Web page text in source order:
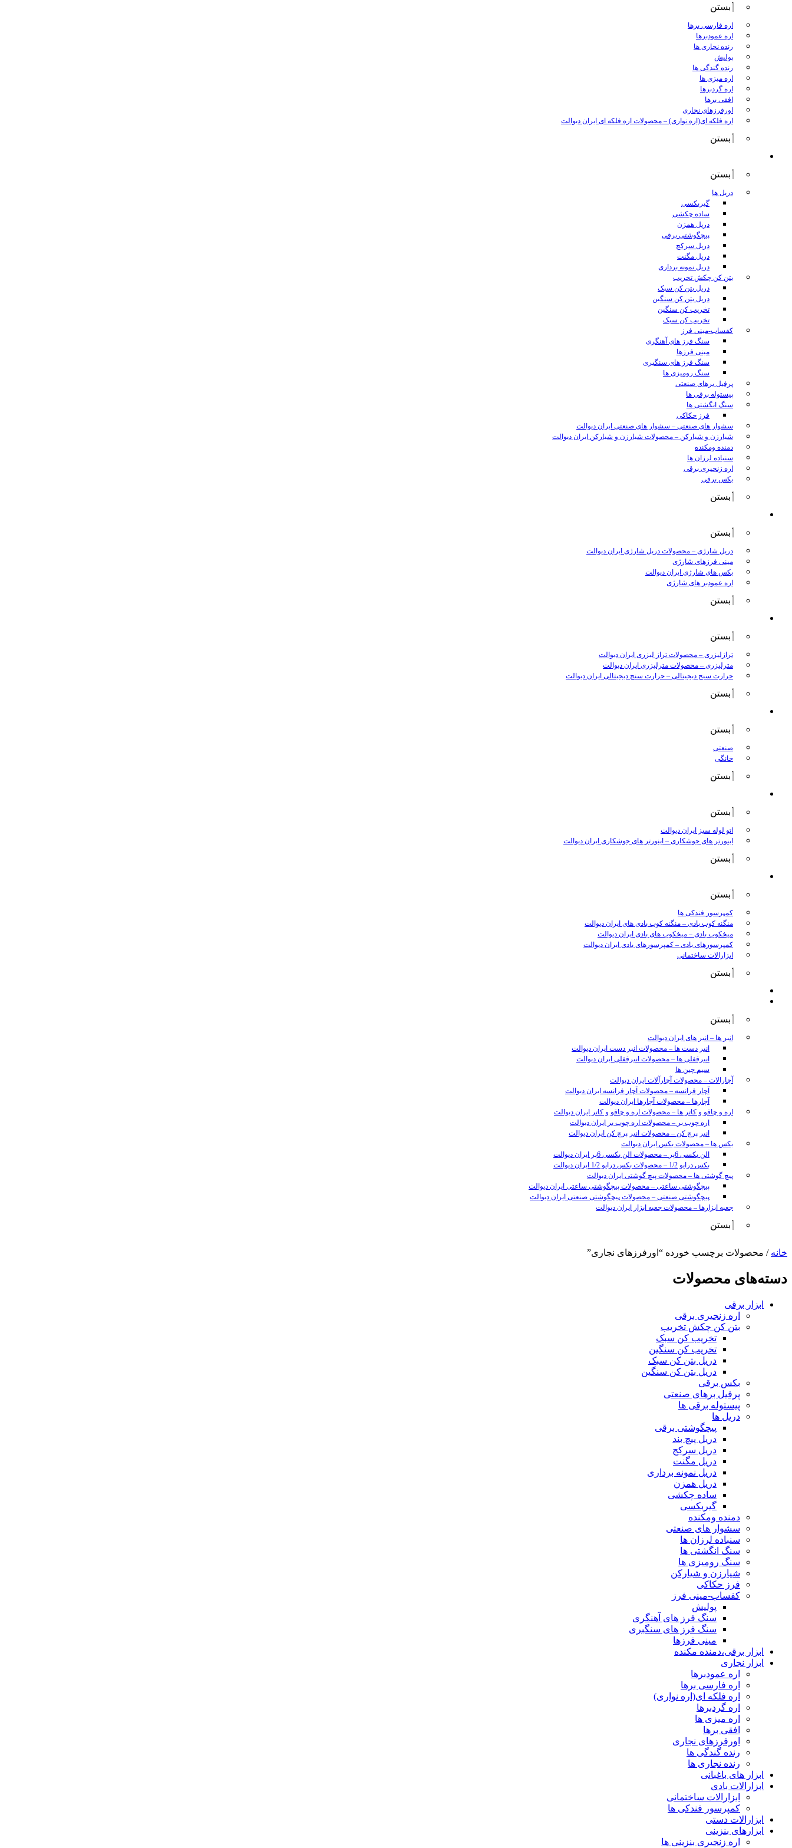
بستن
اره فارسی برها
اره عمودبرها
رنده نجاری ها
پولیش
رنده گندگی ها
اره میزی ها
اره گردبرها
افقی برها
اورفرزهای نجاری
اره فلکه ای(اره نواری) – محصولات اره فلکه ای ایران دیوالت
بستن
بستن
دریل ها
گیربکسی
ساده چکشی
دریل همزن
پیچگوشتی برقی
دریل سرکج
دریل مگنت
دریل نمونه برداری
بتن کن چکش تخریب
دریل بتن کن سبک
دریل بتن کن سنگین
تخریب کن سنگین
تخریب کن سبک
کفساب-مینی فرز
سنگ فرز های آهنگری
مینی فرزها
سنگ فرز های سنگبری
سنگ رومیزی ها
پرفیل برهای صنعتی
پیستوله برقی ها
سنگ انگشتی ها
فرز حکاکی
سشوار های صنعتی – سشوار های صنعتی ایران دیوالت
شیارزن و شیارکن – محصولات شیارزن و شیارکن ایران دیوالت
دمنده ومکنده
سنباده لرزان ها
اره زنجیری برقی
بکس برقی
بستن
بستن
دریل شارژی – محصولات دریل شارژی ایران دیوالت
مینی فرزهای شارژی
بکس های شارژی ایران دیوالت
اره عمودبر های شارژی
بستن
بستن
ترازلیزری – محصولات تراز لیزری ایران دیوالت
مترلیزری – محصولات مترلیزری ایران دیوالت
حرارت سنج دیجیتالی – حرارت سنج دیجیتالی ایران دیوالت
بستن
بستن
صنعتی
خانگی
بستن
بستن
اتو لوله سبز ایران دیوالت
اینورتر های جوشکاری – اینورتر های جوشکاری ایران دیوالت
بستن
بستن
کمپرسور فندکی ها
منگنه کوب بادی – منگنه کوب بادی های ایران دیوالت
میخکوب بادی – میخکوب های بادی ایران دیوالت
کمپرسورهای بادی – کمپرسورهای بادی ایران دیوالت
ابزارالات ساختمانی
بستن
بستن
انبر ها – انبر های ایران دیوالت
انبر دست ها – محصولات انبر دست ایران دیوالت
انبرقفلی ها – محصولات انبرقفلی ایران دیوالت
سیم چین ها
آچارالات – محصولات آچارآلات ایران دیوالت
آچار فرانسه – محصولات آچار فرانسه ایران دیوالت
آچارها – محصولات آچارها ایران دیوالت
اره و چاقو و کاتر ها – محصولات اره و چاقو و کاتر ایران دیوالت
اره چوب بر – محصولات اره چوب بر ایران دیوالت
انبر پرچ کن – محصولات انبر پرچ کن ایران دیوالت
بکس ها – محصولات بکس ایران دیوالت
الن بکسی 6پر
– محصولات الن بکسی 6پر ایران دیوالت
بکس درایو 1/2
– محصولات بکس درایو 1/2 ایران دیوالت
پیچ گوشتی ها – محصولات پیچ گوشتی ایران دیوالت
پیچگوشتی ساعتی – محصولات پیچگوشتی ساعتی ایران دیوالت
پیچگوشتی صنعتی – محصولات پیچگوشتی صنعتی ایران دیوالت
جعبه ابزارها – محصولات جعبه ابزار ایران دیوالت
بستن
sunny
xxx
video
with
wife
dick
خانه / محصولات برچسب خورده “اورفرزهای نجاری”
دسته‌های محصولات
ابزار برقی
اره زنجیری برقی
بتن کن چکش تخریب
تخریب کن سبک
تخریب کن سنگین
دریل بتن کن سبک
دریل بتن کن سنگین
بکس برقی
پرفیل برهای صنعتی
پیستوله برقی ها
دریل ها
پیچگوشتی برقی
دریل پیچ بند
دریل سرکج
دریل مگنت
دریل نمونه برداری
دریل همزن
ساده چکشی
گیربکسی
دمنده ومکنده
سشوار های صنعتی
سنباده لرزان ها
سنگ انگشتی ها
سنگ رومیزی ها
شیارزن و شیارکن
فرز حکاکی
کفساب-مینی فرز
پولیش
سنگ فرز های آهنگری
سنگ فرز های سنگبری
مینی فرزها
ابزار برقی،دمنده مکنده
ابزار نجاری
اره عمودبرها
اره فارسی برها
اره فلکه ای(اره نواری)
اره گردبرها
اره میزی ها
افقی برها
اورفرزهای نجاری
رنده گندگی ها
رنده نجاری ها
ابزار های باغبانی
ابزارالات بادی
ابزارالات ساختمانی
کمپرسور فندکی ها
ابزارالات دستی
ابزارهای بنزینی
اره زنجیری بنزینی ها